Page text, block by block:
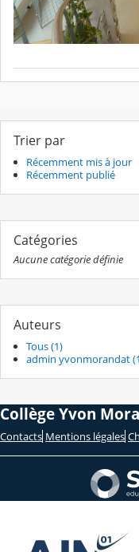
Trier par
Récemment mis à jour
Récemment publié
Catégories
Aucune catégorie définie
Auteurs
Tous (1)
admin yvonmorandat
Collège Yvon
Contacts Mentions légales